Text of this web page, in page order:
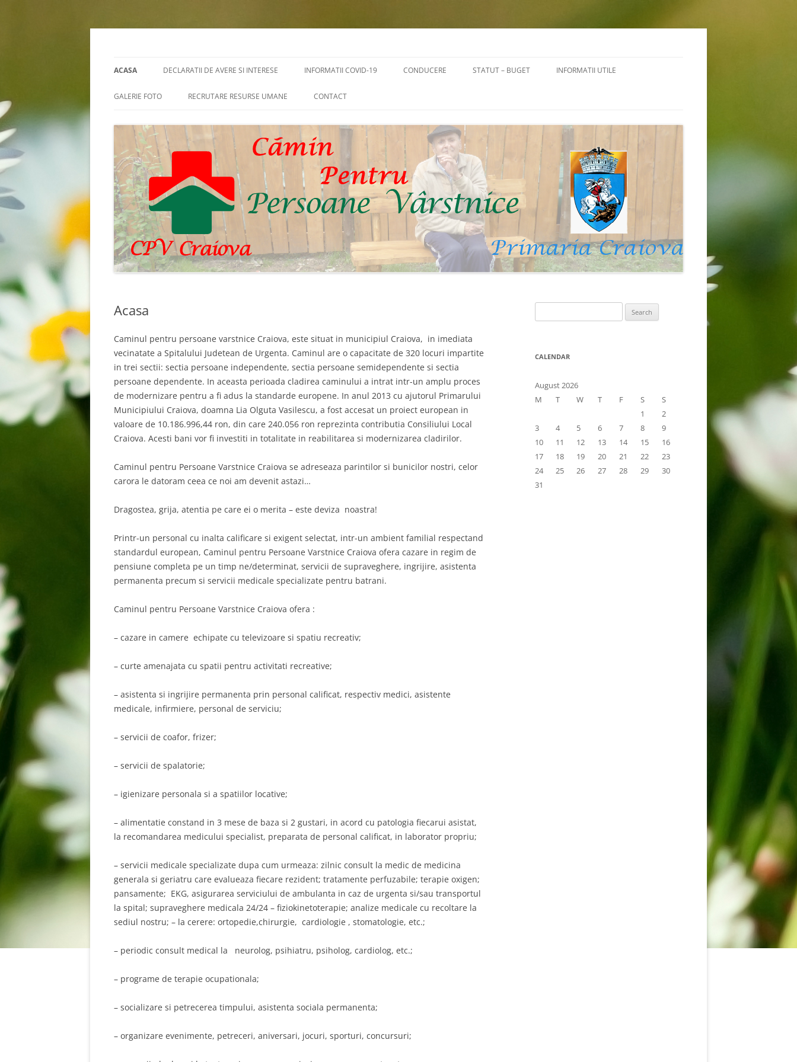
Skip
ACASA DECLARATII DE AVERE SI INTERESE INFORMATII COVID-19 CONDUCERE STATUT – BUGET
TRANSPARENTA VENITURILOR
SALARIALE
INFORMATII UTILE
MEDIU
GHIDUL BENEFICIARULUI
COD DE ETICĂ
LEGISLATIE
RAPORT DE ACTIVITATE
GALERIE FOTO RECRUTARE RESURSE UMANE
ARHIVE CONCURSURI
CONTACT
Acasa
Caminul pentru persoane varstnice Craiova, este situat in municipiul Craiova, in imediata
vecinatate a Spitalului Judetean de Urgenta. Caminul are o capacitate de 320 locuri impartite
in trei sectii: sectia persoane independente, sectia persoane semidependente si sectia
persoane dependente. In aceasta perioada cladirea caminului a intrat intr-un amplu proces
de modernizare pentru a fi adus la standarde europene. In anul 2013 cu ajutorul Primarului
Municipiului Craiova, doamna Lia Olguta Vasilescu, a fost accesat un proiect european in
valoare de 10.186.996,44 ron, din care 240.056 ron reprezinta contributia Consiliului Local
Craiova. Acesti bani vor fi investiti in totalitate in reabilitarea si modernizarea cladirilor.
Caminul pentru Persoane Varstnice Craiova se adreseaza parintilor si bunicilor nostri, celor
carora le datoram ceea ce noi am devenit astazi…
Dragostea, grija, atentia pe care ei o merita – este deviza noastra!
Printr-un personal cu inalta calificare si exigent selectat, intr-un ambient familial respectand
standardul european, Caminul pentru Persoane Varstnice Craiova ofera cazare in regim de
pensiune completa pe un timp ne/determinat, servicii de supraveghere, ingrijire, asistenta
permanenta precum si servicii medicale specializate pentru batrani.
Caminul pentru Persoane Varstnice Craiova ofera :
– cazare in camere echipate cu televizoare si spatiu recreativ;
– curte amenajata cu spatii pentru activitati recreative;
– asistenta si ingrijire permanenta prin personal calificat, respectiv medici, asistente
medicale, infirmiere, personal de serviciu;
– servicii de coafor, frizer;
– servicii de spalatorie;
– igienizare personala si a spatiilor locative;
– alimentatie constand in 3 mese de baza si 2 gustari, in acord cu patologia fiecarui asistat,
la recomandarea medicului specialist, preparata de personal calificat, in laborator propriu;
– servicii medicale specializate dupa cum urmeaza: zilnic consult la medic de medicina
generala si geriatru care evalueaza fiecare rezident; tratamente perfuzabile; terapie oxigen;
pansamente; EKG, asigurarea serviciului de ambulanta in caz de urgenta si/sau transportul
la spital; supraveghere medicala 24/24 – fiziokinetoterapie; analize medicale cu recoltare la
sediul nostru; – la cerere: ortopedie,chirurgie, cardiologie , stomatologie, etc.;
– periodic consult medical la neurolog, psihiatru, psiholog, cardiolog, etc.;
– programe de terapie ocupationala;
– socializare si petrecerea timpului, asistenta sociala permanenta;
– organizare evenimente, petreceri, aniversari, jocuri, sporturi, concursuri;
for:
CALENDAR
August 2026
M
T W T F S
S
1
2
3
4 5 6 7 8
9
10
11 12 13 14 15
16
17
18 19 20 21 22
23
24
25 26 27 28 29
30
31